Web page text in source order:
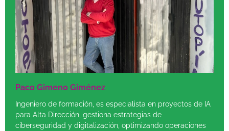
Paco Gimeno Giménez
Ingeniero de formación, es especialista en proyectos de IA
para Alta Dirección, gestiona estrategias de
ciberseguridad y digitalización, optimizando operaciones